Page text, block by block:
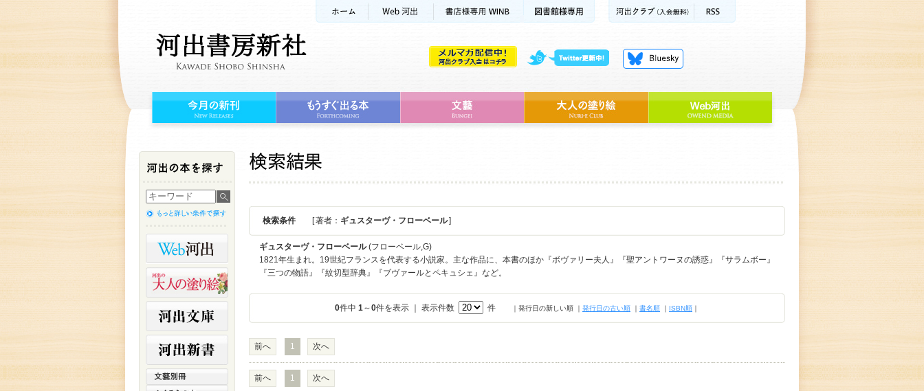
検索条件 [ 著者： ギュスターヴ・フローベール]
ギュスターヴ・フローベール(フローベール,G)
1821年生まれ。19世紀フランスを代表する小説家。主な作品に、本書のほか『ボヴァリー夫人』『聖アントワーヌの誘惑』『サラムボー』
『三つの物語』『紋切型辞典』『ブヴァールとペキュシェ』など。
0件中 1～0件を表示 ｜ 表示件数 件 ｜発行日の新しい順 ｜ 発行日の古い順 ｜ 書名順 ｜ ISBN順 ｜
前へ 1 次へ
前へ 1 次へ